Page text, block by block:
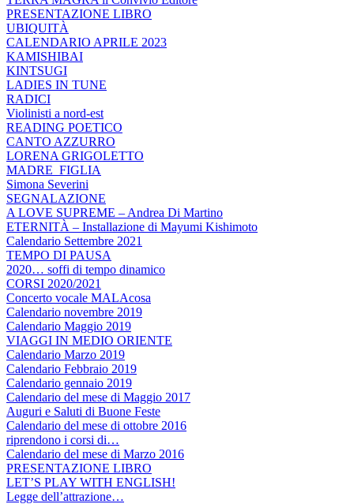
PRESENTAZIONE LIBRO
UBIQUITÀ
CALENDARIO APRILE 2023
KAMISHIBAI
KINTSUGI
LADIES IN TUNE
RADICI
Violinisti a nord-est
READING POETICO
CANTO AZZURRO
LORENA GRIGOLETTO
MADRE_FIGLIA
Simona Severini
SEGNALAZIONE
A LOVE SUPREME – Andrea Di Martino
ETERNITÀ – Installazione di Mayumi Kishimoto
Calendario Settembre 2021
TEMPO DI PAUSA
2020… soffi di tempo dinamico
CORSI 2020/2021
Concerto vocale MALAcosa
Calendario novembre 2019
Calendario Maggio 2019
VIAGGI IN MEDIO ORIENTE
Calendario Marzo 2019
Calendario Febbraio 2019
Calendario gennaio 2019
Calendario del mese di Maggio 2017
Auguri e Saluti di Buone Feste
Calendario del mese di ottobre 2016
riprendono i corsi di…
Calendario del mese di Marzo 2016
PRESENTAZIONE LIBRO
LET’S PLAY WITH ENGLISH!
Legge dell’attrazione…